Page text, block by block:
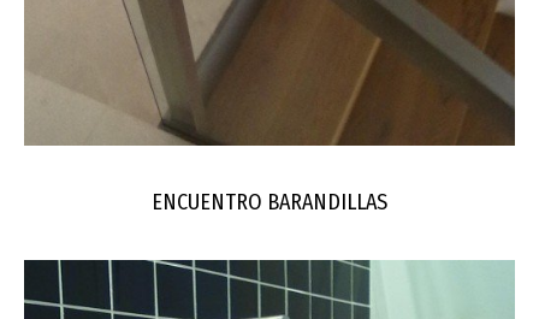
ENCUENTRO BARANDILLAS